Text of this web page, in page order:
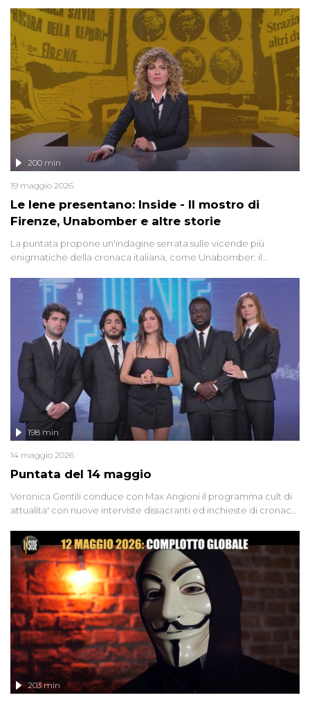
Le Iene presentano: Inside - Il mostro di
Firenze, Unabomber e altre storie
200 min
19 maggio 2026
La puntata propone un'indagine serrata sulle vicende più
enigmatiche della cronaca italiana, come Unabomber: il
'90 e il 2000 che, inquietantemente, potrebbe essere ancora in
libertà. Lo speciale affronta inoltre le zone d'ombra sul Mostro di
Firenze, le cui responsabilità appaiono ancora oggi avvolte in un
groviglio di dubbi mai chiariti. Nel corso dello speciale anche
l'intervista inedita a Olindo Romano, realizzata ne...
Puntata del 14 maggio
198 min
14 maggio 2026
Veronica Gentili conduce con Max Angioni il programma cult di
attualita' con nuove interviste dissacranti ed inchieste di cronaca
203 min